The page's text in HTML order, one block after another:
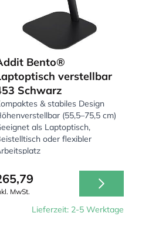
Bento®
verstellbar
Schwarz
& stabiles Design
(55,5–75,5 cm)
als Laptoptisch,
oder flexibler
MwSt.
Lieferzeit: 2-5 Werktage